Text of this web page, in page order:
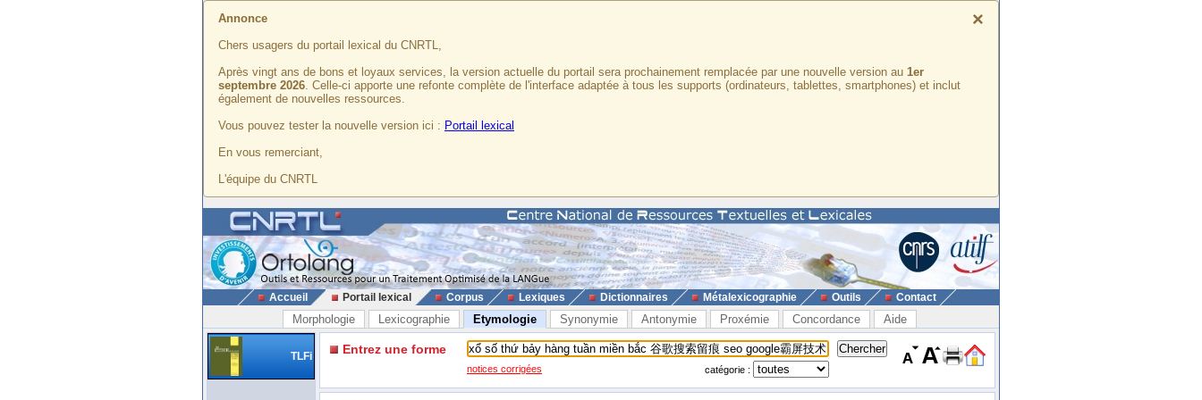
×
Annonce
Chers usagers du portail lexical du CNRTL,
Après vingt ans de bons et loyaux services, la version actuelle du portail sera prochainement remplacée par une nouvelle version au 1er
septembre 2026. Celle-ci apporte une refonte complète de l'interface adaptée à tous les supports (ordinateurs, tablettes, smartphones) et inclut
également de nouvelles ressources.
Vous pouvez tester la nouvelle version ici : Portail lexical
En vous remerciant,
L'équipe du CNRTL
Accueil Portail lexical Corpus Lexiques Dictionnaires Métalexicographie Outils Contact
Morphologie Lexicographie Etymologie Synonymie Antonymie Proxémie Concordance Aide
TLFi Entrez une forme
notices corrigées catégorie :